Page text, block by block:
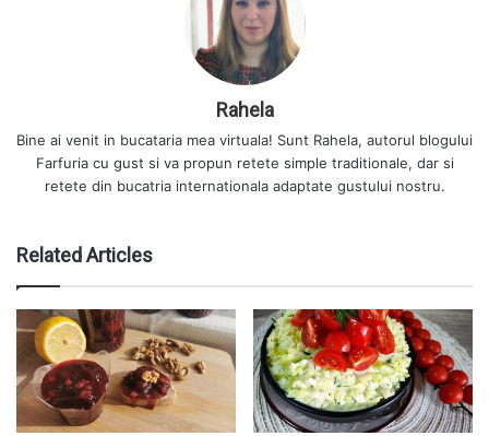
Rahela
Bine ai venit in bucataria mea virtuala! Sunt Rahela, autorul blogului
Farfuria cu gust si va propun retete simple traditionale, dar si
retete din bucatria internationala adaptate gustului nostru.
Related Articles